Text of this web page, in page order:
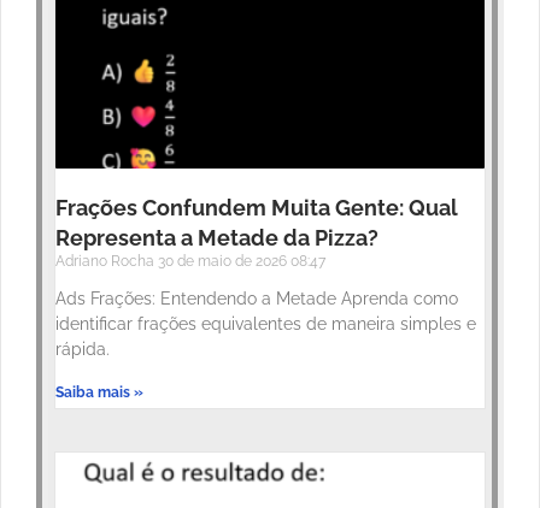
Frações Confundem Muita Gente: Qual
Representa a Metade da Pizza?
Adriano Rocha 30 de maio de 2026 08:47
Ads Frações: Entendendo a Metade Aprenda como
identificar frações equivalentes de maneira simples e
rápida.
Saiba mais »